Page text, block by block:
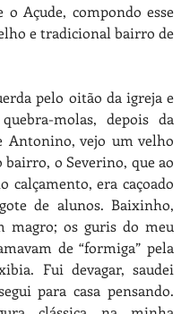
o Açude, compondo esse
e tradicional bairro de
pelo oitão da igreja e
molas, depois da
Antonino, vejo um velho
o Severino, que ao
calçamento, era caçoado
de alunos. Baixinho,
magro; os guris do meu
de “formiga” pela
Fui devagar, saudei
para casa pensando.